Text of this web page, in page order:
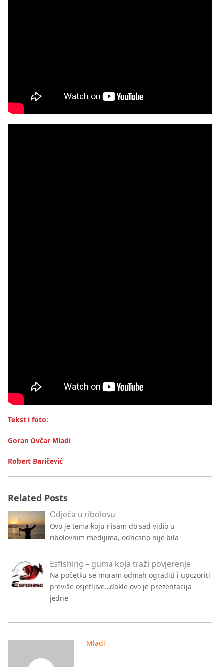
Tekst i foto:
Goran Ovčar Mladi
Robert Baričević
Related Posts
Odjeća u ribolovu
Ovo je tema koju nisam do sad vidio u
ribolovnim medijima, odnosno nije bila
Esfishing – guma koja traži povjerenje
Na početku se moram odmah ograditi i upozoriti
previše osjetljive…dakle ovo je prezentacija
jedne
Mladi